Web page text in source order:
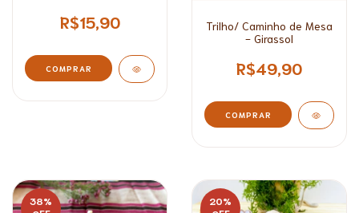
R$15,90
COMPRAR
Trilho/ Caminho de Mesa
- Girassol
R$49,90
38%
20%